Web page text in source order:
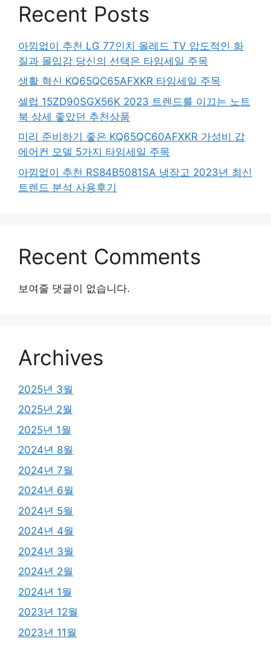
Recent Posts
아낌없이 추천 LG 77인치 올레드 TV 압도적인 화
질과 몰입감 당신의 선택은 타임세일 주목
생활 혁신 KQ65QC65AFXKR 타임세일 주목
셀럽 15ZD90SGX56K 2023 트렌드를 이끄는 노트
북 상세 좋았던 추천상품
미리 준비하기 좋은 KQ65QC60AFXKR 가성비 갑
에어컨 모델 5가지 타임세일 주목
아낌없이 추천 RS84B5081SA 냉장고 2023년 최신
트렌드 분석 사용후기
Recent Comments
보여줄 댓글이 없습니다.
Archives
2025년 3월
2025년 2월
2025년 1월
2024년 8월
2024년 7월
2024년 6월
2024년 5월
2024년 4월
2024년 3월
2024년 2월
2024년 1월
2023년 12월
2023년 11월